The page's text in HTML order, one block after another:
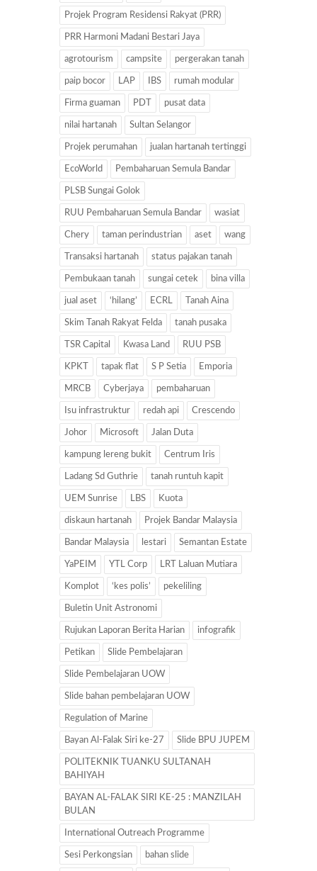
Projek Program Residensi Rakyat (PRR)
PRR Harmoni Madani Bestari Jaya
agrotourism campsite pergerakan tanah
paip bocor LAP IBS rumah modular
Firma guaman PDT pusat data
nilai hartanah Sultan Selangor
Projek perumahan jualan hartanah tertinggi
EcoWorld Pembaharuan Semula Bandar
PLSB Sungai Golok
RUU Pembaharuan Semula Bandar wasiat
Chery taman perindustrian aset wang
Transaksi hartanah status pajakan tanah
Pembukaan tanah sungai cetek bina villa
jual aset ‘hilang’ ECRL Tanah Aina
Skim Tanah Rakyat Felda tanah pusaka
TSR Capital Kwasa Land RUU PSB
KPKT tapak flat S P Setia Emporia
MRCB Cyberjaya pembaharuan
Isu infrastruktur redah api Crescendo
Johor Microsoft Jalan Duta
kampung lereng bukit Centrum Iris
Ladang Sd Guthrie tanah runtuh kapit
UEM Sunrise LBS Kuota
diskaun hartanah Projek Bandar Malaysia
Bandar Malaysia lestari Semantan Estate
YaPEIM YTL Corp LRT Laluan Mutiara
Komplot ‘kes polis’ pekeliling
Buletin Unit Astronomi
Rujukan Laporan Berita Harian infografik
Petikan Slide Pembelajaran
Slide Pembelajaran UOW
Slide bahan pembelajaran UOW
Regulation of Marine
Bayan Al-Falak Siri ke-27 Slide BPU JUPEM
POLITEKNIK TUANKU SULTANAH
BAHIYAH
BAYAN AL-FALAK SIRI KE-25 : MANZILAH
BULAN
International Outreach Programme
Sesi Perkongsian bahan slide